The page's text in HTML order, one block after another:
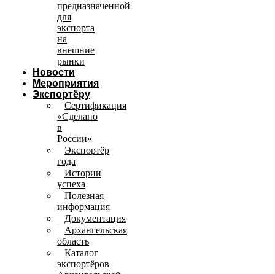
предназначенной
для
экспорта
на
внешние
рынки
Новости
Мероприятия
Экспортёру
Сертификация
«Сделано
в
России»
Экспортёр
года
Истории
успеха
Полезная
информация
Документация
Архангельская
область
Каталог
экспортёров